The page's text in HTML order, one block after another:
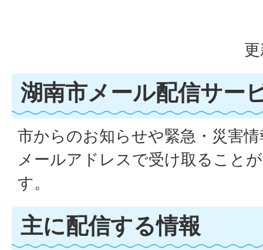
湖南市メール配信サー
市からのお知らせや緊急・災害
メールアドレスで受け取ること
す。
主に配信する情報